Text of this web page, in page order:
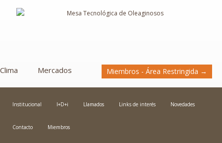
Clima Mercados Miembros - Área Restringida →
Institucional I+D+i Llamados Links de interés Novedades
Contacto Miembros